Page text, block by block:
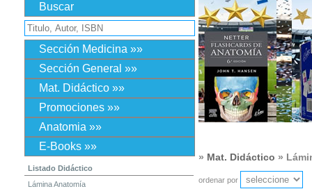
Buscar
Sección Medicina »»
Sección General »»
Mat. Didáctico »»
Promociones »»
Anatomia »»
E-Books »»
Listado Didáctico
Lámina Anatomía
» Mat. Didáctico »
ordenar por